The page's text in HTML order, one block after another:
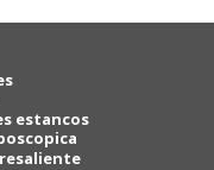
estancos